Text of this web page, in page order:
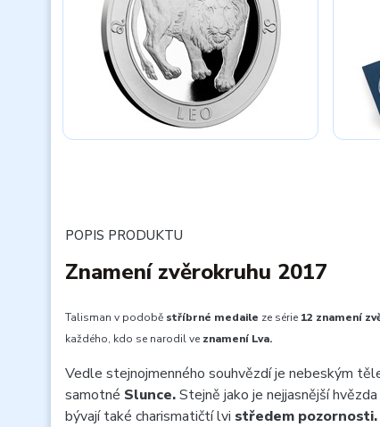
POPIS PRODUKTU
Znamení zvěrokruhu 2017
Talisman v podobě stříbrné medaile ze série 12 znamení
každého, kdo se narodil ve znamení Lva.
Vedle stejnojmenného souhvězdí je nebeským
samotné Slunce.Stejně jako je nejjasnější
bývají také charismatičtí lvi středem pozornosti.